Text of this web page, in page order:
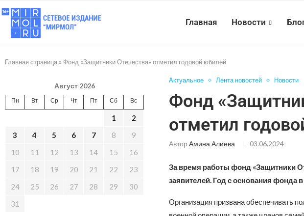
Главная Новости
Главная страница » Фонд «Защитники Отечества» отметил годовой юбилей
Актуальное Лента новостей Новости
Фонд
отметил
Автор Амина Алиева 03.06.2024
За время работы фонд «Защитники
заявителей. Год с основания фонда
Организация призвана обеспечивать
Август 2026
Пн Вт Ср Чт Пт Сб Вс
1
2
3
4 5 6 7 8
9
10
11 12 13 14 15
16
17
18 19 20 21 22
23
24
25 26 27 28 29
30
31